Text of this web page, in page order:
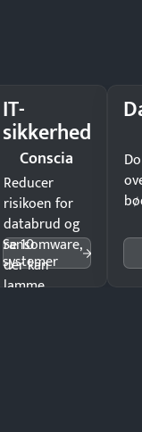
IT-
sikkerhed
Conscia
Reducer
risikoen for
databrud og
ransomware,
der kan
lamme
Se 10
systemer